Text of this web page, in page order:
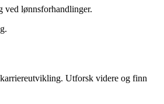
ved lønnsforhandlinger.
Utforsk videre og finn